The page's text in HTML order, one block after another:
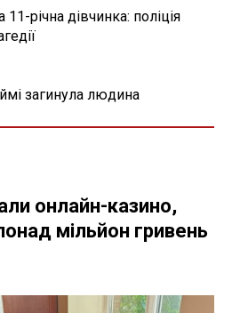
річна дівчинка: поліція
загинула людина
онлайн-казино,
мільйон гривень